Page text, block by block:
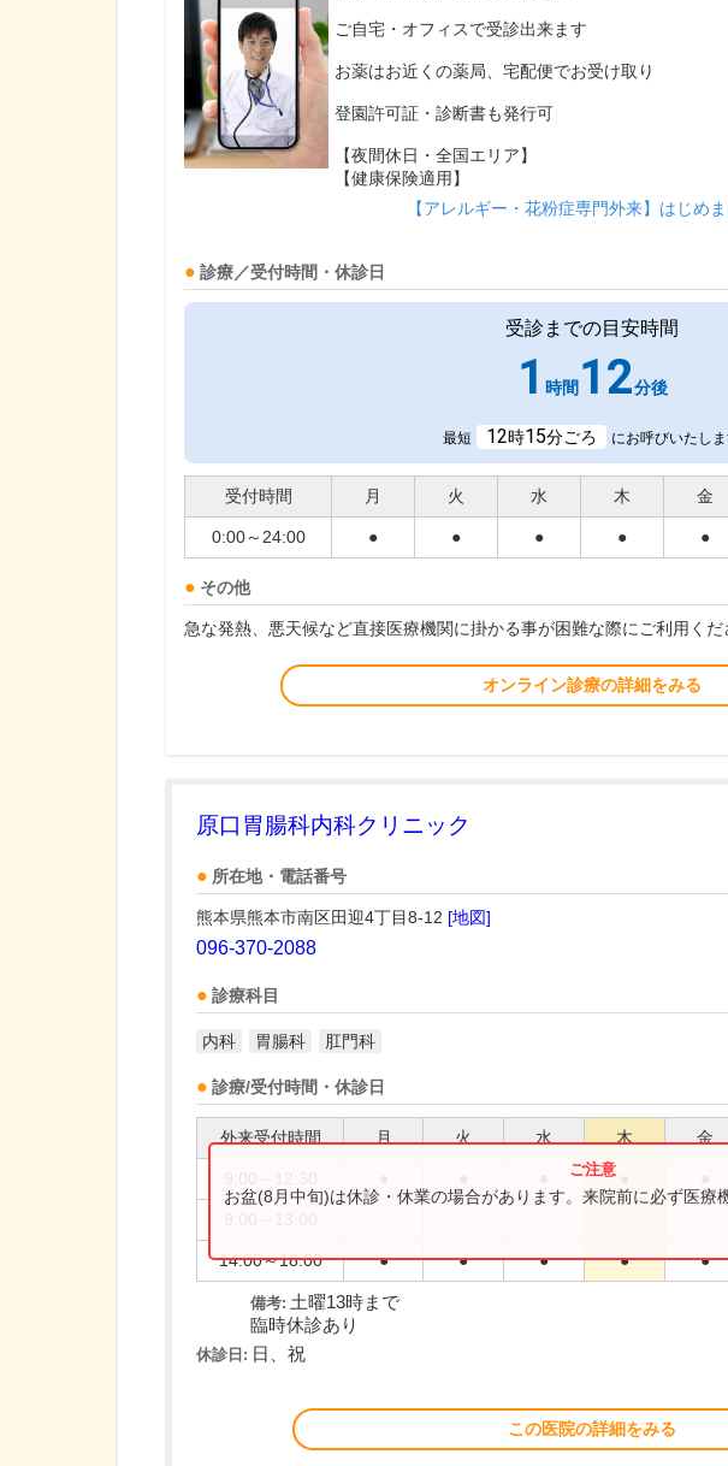
ご自宅・オフィスで受診出来ます
お薬はお近くの薬局、宅配便でお受け取り
登園許可証・診断書も発行可
【夜間休日・全国エリア】
【健康保険適用】
【アレルギー・花粉症専門外来】はじめま
診療／受付時間・休診日
受診までの目安時間
1 時間12分後
最短 12時15分ごろ にお呼びいたし
受付時間 月 火 水 木 金
0:00～24:00 ● ● ● ● ●
その他
急な発熱、悪天候など直接医療機関に掛かる事が困難な際にご利用くだ
オンライン診療の詳細をみる
原口胃腸科内科クリニック
所在地・電話番号
熊本県熊本市南区田迎4丁目8-12 [地図]
096-370-2088
診療科目
内科 胃腸科 肛門科
診療/受付時間・休診日
外来受付時間 月 火 水 木 金
14:00～18:00 ● ● ● ● ●
お盆(8月中旬)は休診・休業の場合があります。来院前に必ず医療
備考: 土曜13時まで
臨時休診あり
休診日: 日、祝
この医院の詳細をみる